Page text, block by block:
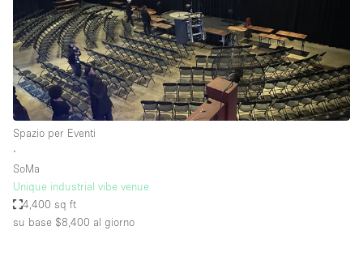
Spazio per Eventi
∙
SoMa
Unique industrial vibe venue
4,400 sq ft
su base $8,400 al giorno